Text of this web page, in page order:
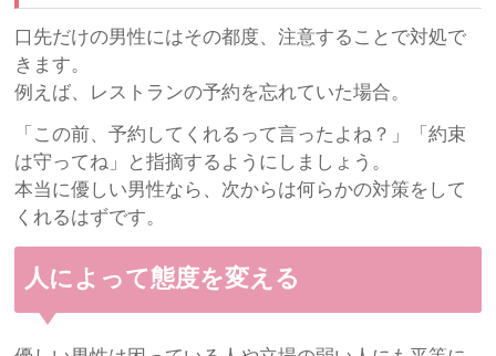
口先だけの男性にはその都度、注意することで対処で
きます。
例えば、レストランの予約を忘れていた場合。
「この前、予約してくれるって言ったよね？」「約束
は守ってね」と指摘するようにしましょう。
本当に優しい男性なら、次からは何らかの対策をして
くれるはずです。
人によって態度を変える